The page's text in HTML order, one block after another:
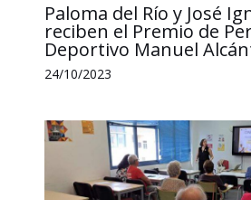
Paloma del Río y José
reciben el Premio de
Deportivo Manuel
24/10/2023